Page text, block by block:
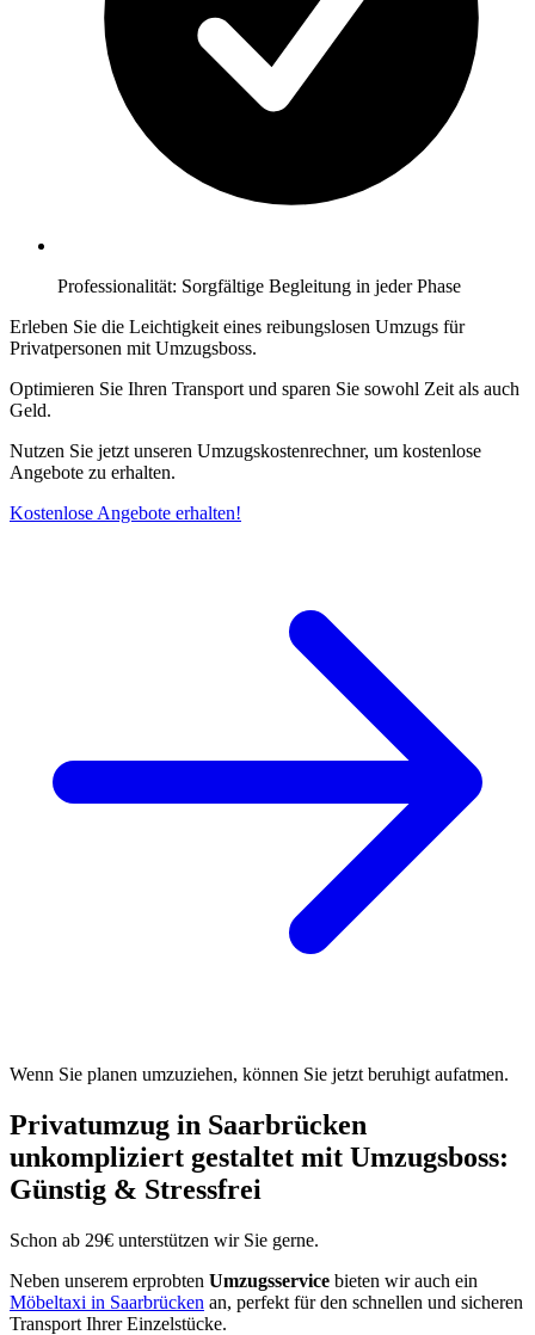
Professionalität: Sorgfältige Begleitung in jeder Phase
Erleben Sie die Leichtigkeit eines reibungslosen Umzugs für
Privatpersonen mit Umzugsboss.
Optimieren Sie Ihren Transport und sparen Sie sowohl Zeit als auch
Geld.
Nutzen Sie jetzt unseren Umzugskostenrechner, um kostenlose
Angebote zu erhalten.
Kostenlose Angebote erhalten!
Wenn Sie planen umzuziehen, können Sie jetzt beruhigt aufatmen.
Privatumzug in Saarbrücken
unkompliziert gestaltet mit Umzugsboss:
Günstig & Stressfrei
Schon ab 29€ unterstützen wir Sie gerne.
Neben unserem erprobten Umzugsservice bieten wir auch ein
Möbeltaxi in Saarbrücken an, perfekt für den schnellen und sicheren
Transport Ihrer Einzelstücke.